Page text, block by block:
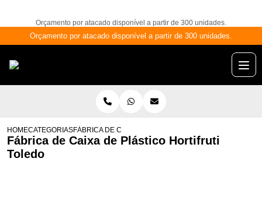
Orçamento por atacado disponível a partir de 300 unidades.
Orçamento por atacado disponível a partir de 300 unidades.
HOMECATEGORIASFÁBRICA DE CAIXA DE PLÁSTICO HORTIFRUTI TOLEDO
Fábrica de Caixa de Plástico Hortifruti
Toledo